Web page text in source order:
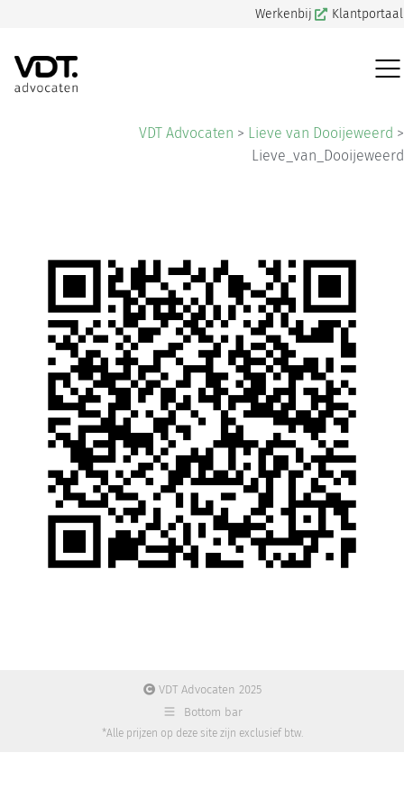
Werkenbij Klantportaal
VDT Advocaten > Lieve van Dooijeweerd >
Lieve_van_Dooijeweerd
VDT Advocaten 2025
Bottom bar
*Alle prijzen op deze site zijn exclusief btw.